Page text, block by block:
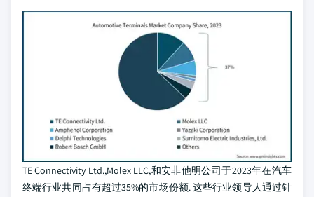
TE Connectivity Ltd.,Molex LLC,和安非他明公司于2023年在汽车
终端行业共同占有超过35%的市场份额. 这些行业领导人通过针